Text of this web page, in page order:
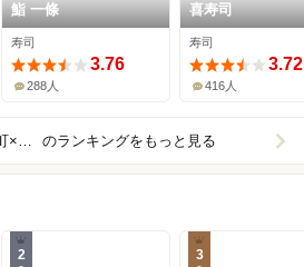
鮨 一條
寿司
3.76
288人
喜寿司
寿司
3.72
416人
人形町・小伝馬町×寿司 のランキングをもっと見る
2 3